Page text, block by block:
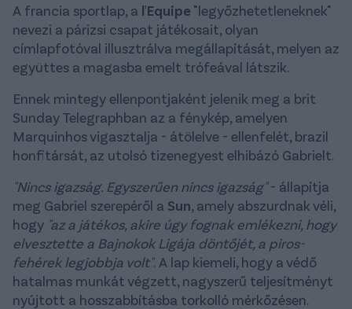
A francia sportlap, a l'Equipe "legyőzhetetleneknek"
nevezi a párizsi csapat játékosait, olyan
címlapfotóval illusztrálva megállapítását, melyen az
együttes a magasba emelt trófeával látszik.
Ennek mintegy ellenpontjaként jelenik meg a brit
Sunday Telegraphban az a fénykép, amelyen
Marquinhos vigasztalja - átölelve - ellenfelét, brazil
honfitársát, az utolsó tizenegyest elhibázó Gabrielt.
"Nincs igazság. Egyszerűen nincs igazság"- állapítja
meg Gabriel szerepéről a Sun, amely abszurdnak véli,
hogy "az a játékos, akire úgy fognak emlékezni, hogy
elvesztette a Bajnokok Ligája döntőjét, a piros-
fehérek legjobbja volt". A lap kiemeli, hogy a védő
hatalmas munkát végzett, nagyszerű teljesítményt
nyújtott a hosszabbításba torkolló mérkőzésen.